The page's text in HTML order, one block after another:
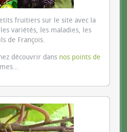
fruitiers sur le site avec la
variétés, les maladies, les
de François.
découvrir dans nos points de